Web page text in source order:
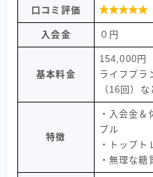
口コミ評価 
入会金 ０円
基本料金
154,000円
ライフプラ
（16回）な
特徴
・入会金＆
ブル
・トップト
・無理な糖